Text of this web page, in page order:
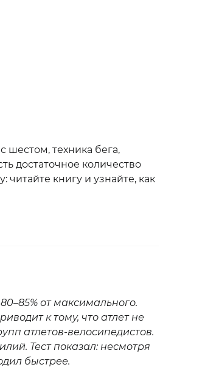
техника бега,
достаточное количество
книгу и узнайте, как
от максимального.
к тому, что атлет не
атлетов-велосипедистов.
Тест показал: несмотря
быстрее.